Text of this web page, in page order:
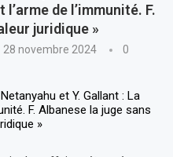
de l’immunité. F.
juridique »
28 novembre 2024
0